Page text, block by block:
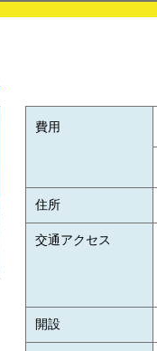
費用
住所
交通アクセス
開設